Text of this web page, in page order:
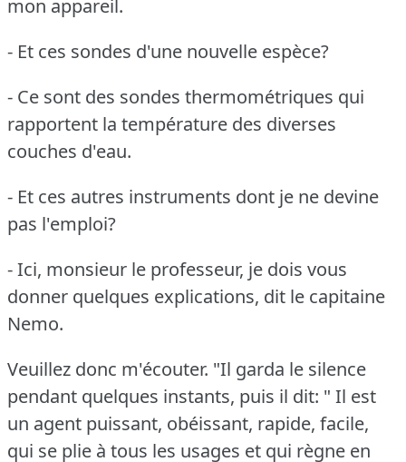
mon appareil.
- Et ces sondes d'une nouvelle espèce?
- Ce sont des sondes thermométriques qui
rapportent la température des diverses
couches d'eau.
- Et ces autres instruments dont je ne devine
pas l'emploi?
- Ici, monsieur le professeur, je dois vous
donner quelques explications, dit le capitaine
Nemo.
Veuillez donc m'écouter. "Il garda le silence
pendant quelques instants, puis il dit: " Il est
un agent puissant, obéissant, rapide, facile,
qui se plie à tous les usages et qui règne en